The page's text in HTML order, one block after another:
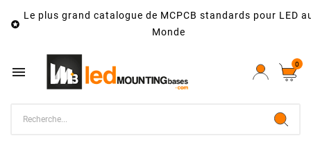

Le plus grand catalogue de MCPCB standards pour LED
Monde
 0